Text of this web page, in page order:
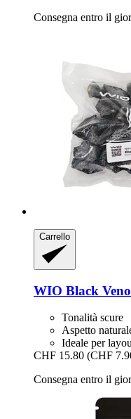
Consegna entro il
Carrello
WIO Black
Tonalità scure
Aspetto
Ideale per
CHF 15.80 (CHF
Consegna entro il